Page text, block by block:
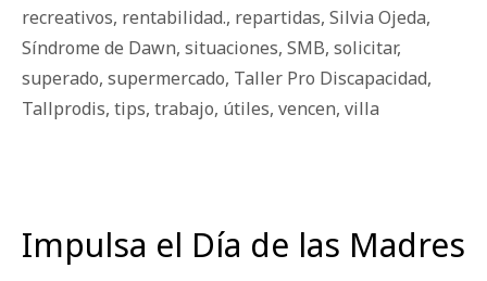
recreativos, rentabilidad., repartidas, Silvia Ojeda,
Síndrome de Dawn, situaciones, SMB, solicitar,
superado, supermercado, Taller Pro Discapacidad,
Tallprodis, tips, trabajo, útiles, vencen, villa
Impulsa el Día de las Madres